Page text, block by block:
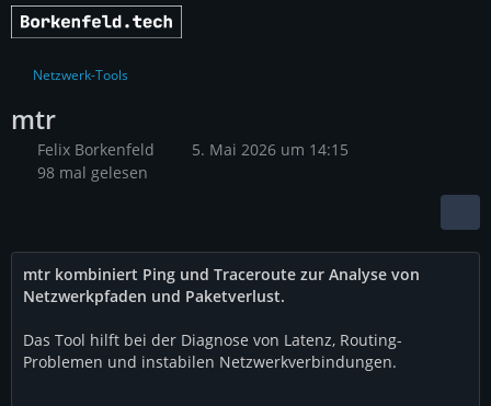
Netzwerk-Tools
mtr
Felix Borkenfeld
5. Mai 2026 um 14:15
98 mal gelesen
mtr kombiniert Ping und Traceroute zur Analyse von
Netzwerkpfaden und Paketverlust.
Das Tool hilft bei der Diagnose von Latenz, Routing-
Problemen und instabilen Netzwerkverbindungen.